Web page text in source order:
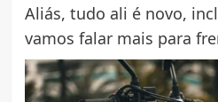
Aliás, tudo ali é novo,
vamos falar mais para